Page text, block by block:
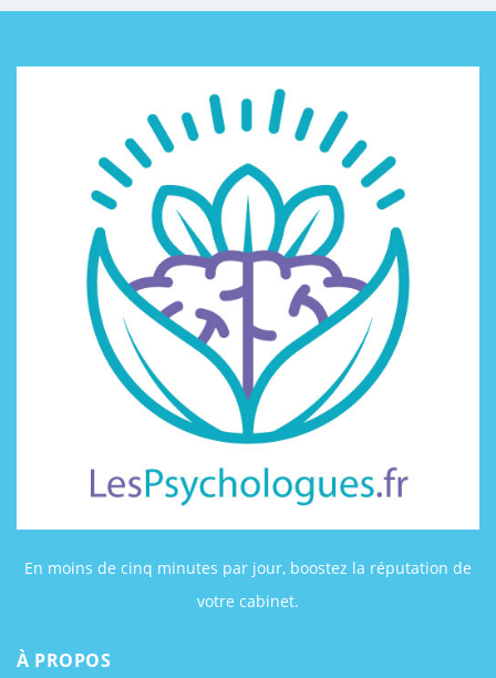
En moins de cinq minutes par jour, boostez la réputation de
votre cabinet.
À PROPOS